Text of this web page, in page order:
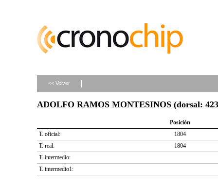
<< Volver
ADOLFO RAMOS MONTESINOS (dorsal:
Posición
T. oficial:
1804
T. real:
1804
T. intermedio:
T. intermedio1: